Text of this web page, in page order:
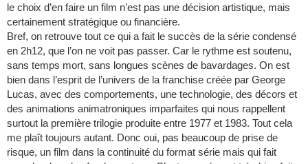
le choix d’en faire un film n’est pas une décision artistique, mais
certainement stratégique ou financière.
Bref, on retrouve tout ce qui a fait le succès de la série condensé
en 2h12, que l’on ne voit pas passer. Car le rythme est soutenu,
sans temps mort, sans longues scènes de bavardages. On est
bien dans l’esprit de l’univers de la franchise créée par George
Lucas, avec des comportements, une technologie, des décors et
des animations animatroniques imparfaites qui nous rappellent
surtout la première trilogie produite entre 1977 et 1983. Tout cela
me plaît toujours autant. Donc oui, pas beaucoup de prise de
risque, un film dans la continuité du format série mais qui fait